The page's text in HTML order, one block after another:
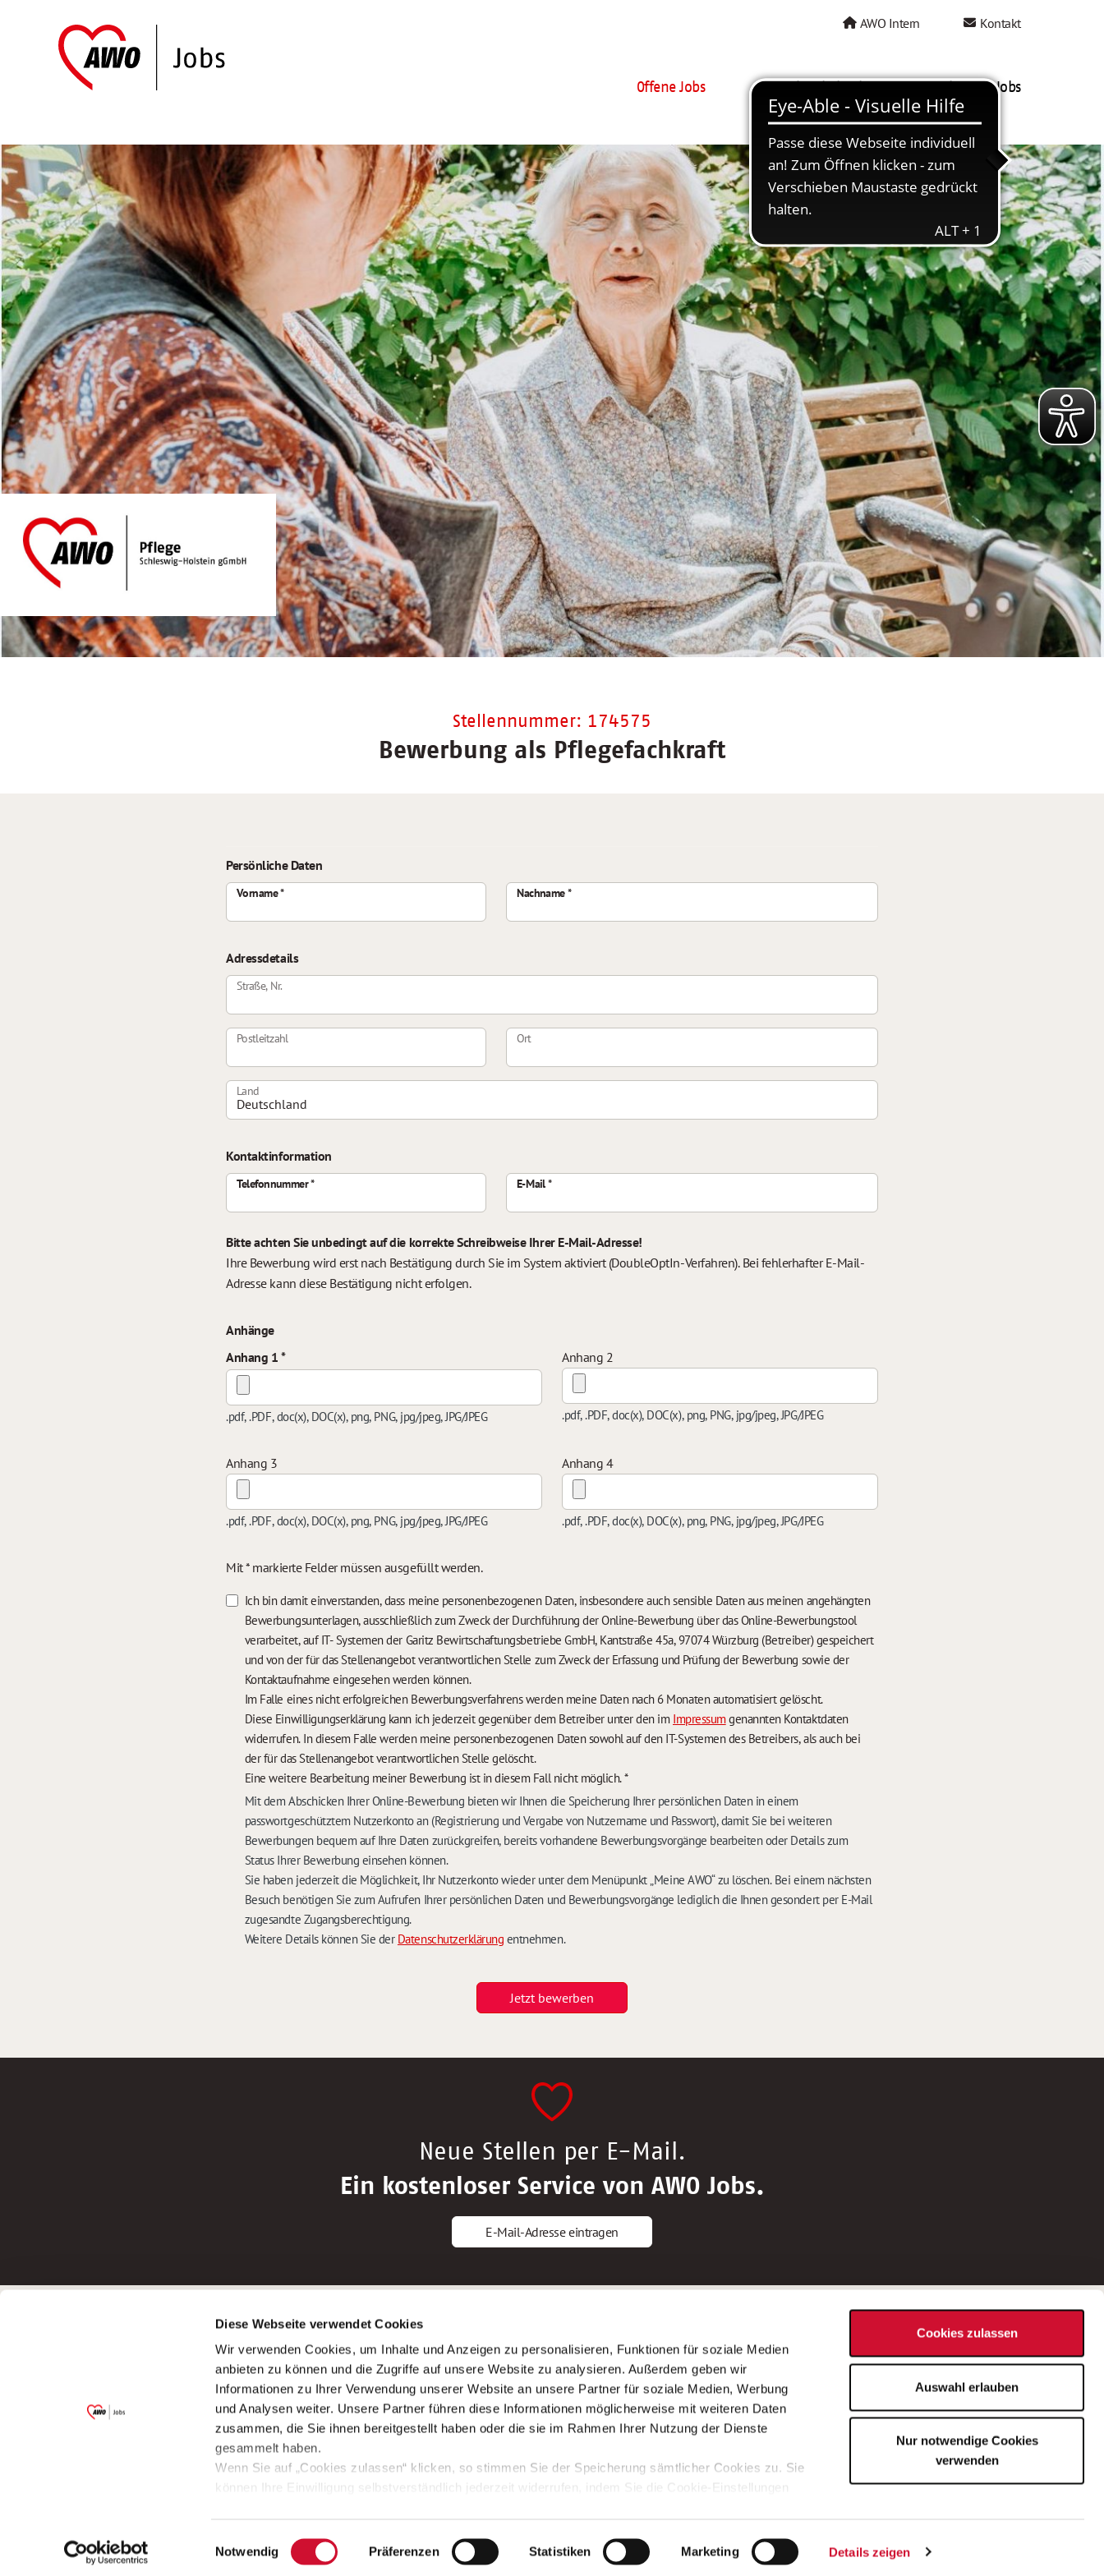
Diese Webseite verwendet Cookies
Wir verwenden Cookies, um Inhalte und Anzeigen zu personalisieren, Funktionen für soziale Medien
anbieten zu können und die Zugriffe auf unsere Website zu analysieren. Außerdem geben wir
Informationen zu Ihrer Verwendung unserer Website an unsere Partner für soziale Medien, Werbung
und Analysen weiter. Unsere Partner führen diese Informationen möglicherweise mit weiteren Daten
zusammen, die Sie ihnen bereitgestellt haben oder die sie im Rahmen Ihrer Nutzung der Dienste
gesammelt haben.
Wenn Sie auf „Cookies zulassen“ klicken, so stimmen Sie der Speicherung sämtlicher Cookies zu. Sie
können Ihre Einwilligung selbstverständlich jederzeit widerrufen, indem Sie die Cookie-Einstellungen
Einwilligungsauswahl
Notwendig Präferenzen Statistiken Marketing Details zeigen
Cookies zulassen
Auswahl erlauben
Nur notwendige Cookies
verwenden
AWO Intern Kontakt
Offene Jobs AWO als Arbeitgeber Mein AWO Jobs
Stellennummer: 174575
Bewerbung als Pflegefachkraft
Persönliche Daten
Vorname Nachname
Adressdetails
Straße, Nr.
Postleitzahl Ort
Land
Kontaktinformation
Telefonnummer E-Mail
Bitte achten Sie unbedingt auf die korrekte Schreibweise Ihrer E-Mail-Adresse!
Ihre Bewerbung wird erst nach Bestätigung durch Sie im System aktiviert (DoubleOptIn-Verfahren). Bei fehlerhafter E-Mail-
Adresse kann diese Bestätigung nicht erfolgen.
Anhänge
Anhang 1
.pdf, .PDF, doc(x), DOC(x), png, PNG, jpg/jpeg, JPG/JPEG
Anhang 2
.pdf, .PDF, doc(x), DOC(x), png, PNG, jpg/jpeg, JPG/JPEG
Anhang 3
.pdf, .PDF, doc(x), DOC(x), png, PNG, jpg/jpeg, JPG/JPEG
Anhang 4
.pdf, .PDF, doc(x), DOC(x), png, PNG, jpg/jpeg, JPG/JPEG
Mit * markierte Felder müssen ausgefüllt werden.
Ich bin damit einverstanden, dass meine personenbezogenen Daten, insbesondere auch sensible Daten aus meinen angehängten
Bewerbungsunterlagen, ausschließlich zum Zweck der Durchführung der Online-Bewerbung über das Online-Bewerbungstool
verarbeitet, auf IT- Systemen der Garitz Bewirtschaftungsbetriebe GmbH, Kantstraße 45a, 97074 Würzburg (Betreiber) gespeichert
und von der für das Stellenangebot verantwortlichen Stelle zum Zweck der Erfassung und Prüfung der Bewerbung sowie der
Kontaktaufnahme eingesehen werden können.
Im Falle eines nicht erfolgreichen Bewerbungsverfahrens werden meine Daten nach 6 Monaten automatisiert gelöscht.
Diese Einwilligungserklärung kann ich jederzeit gegenüber dem Betreiber unter den im Impressumgenannten Kontaktdaten
widerrufen. In diesem Falle werden meine personenbezogenen Daten sowohl auf den IT-Systemen des Betreibers, als auch bei
der für das Stellenangebot verantwortlichen Stelle gelöscht.
Eine weitere Bearbeitung meiner Bewerbung ist in diesem Fall nicht möglich.*
Mit dem Abschicken Ihrer Online-Bewerbung bieten wir Ihnen die Speicherung Ihrer persönlichen Daten in einem
passwortgeschütztem Nutzerkonto an (Registrierung und Vergabe von Nutzername und Passwort), damit Sie bei weiteren
Bewerbungen bequem auf Ihre Daten zurückgreifen, bereits vorhandene Bewerbungsvorgänge bearbeiten oder Details zum
Status Ihrer Bewerbung einsehen können.
Sie haben jederzeit die Möglichkeit, Ihr Nutzerkonto wieder unter dem Menüpunkt „Meine AWO“ zu löschen. Bei einem nächsten
Besuch benötigen Sie zum Aufrufen Ihrer persönlichen Daten und Bewerbungsvorgänge lediglich die Ihnen gesondert per E-Mail
zugesandte Zugangsberechtigung.
Weitere Details können Sie der Datenschutzerklärung entnehmen.
Jetzt bewerben
Neue Stellen per E-Mail.
Ein kostenloser Service von AWO Jobs.
E-Mail-Adresse eintragen
Garitz Bewirtschaftungsbetriebe GmbH
(Ein Tochterunternehmen des AWO
Bezirksverbandes Unterfranken e.V.)
Bitte senden Sie an diese Anschrift keine
Bewerbungstipps
Bewerbung als Altenpfleger*in
Bewerbung als Krankenpfleger*in
Bewerbung als Altenpflegehelfer*in
Bewerbung als Erzieher*in
AWO Gliederungen nach Bundesland
Stellenangebote nach Bundesländern
Sitemap
Impressum
Datenschutz
Bei Fragen zu einer Stellenausschreibung
wenden Sie sich bitte an die*den in der
Stellenausschreibung genannte*n
Ansprechpartner*in.
© 2009 - 2026 AWO Jobs